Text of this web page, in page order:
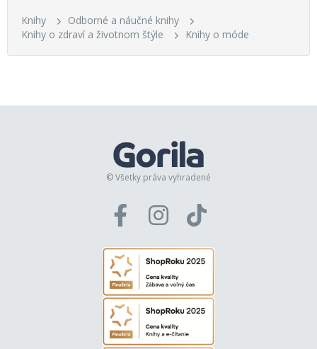
Knihy
Odborné a náučné knihy
Knihy o zdraví a životnom štýle
Knihy o móde
© Všetky práva vyhradené